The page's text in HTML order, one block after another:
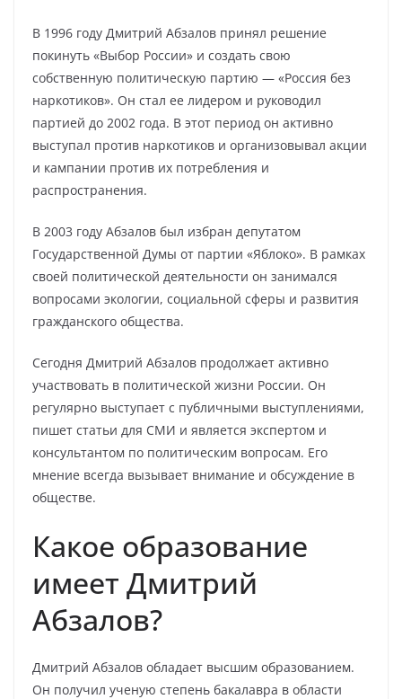
В 1996 году Дмитрий Абзалов принял решение
покинуть «Выбор России» и создать свою
собственную политическую партию — «Россия без
наркотиков». Он стал ее лидером и руководил
партией до 2002 года. В этот период он активно
выступал против наркотиков и организовывал акции
и кампании против их потребления и
распространения.
В 2003 году Абзалов был избран депутатом
Государственной Думы от партии «Яблоко». В рамках
своей политической деятельности он занимался
вопросами экологии, социальной сферы и развития
гражданского общества.
Сегодня Дмитрий Абзалов продолжает активно
участвовать в политической жизни России. Он
регулярно выступает с публичными выступлениями,
пишет статьи для СМИ и является экспертом и
консультантом по политическим вопросам. Его
мнение всегда вызывает внимание и обсуждение в
обществе.
Какое образование
имеет Дмитрий
Абзалов?
Дмитрий Абзалов обладает высшим образованием.
Он получил ученую степень бакалавра в области